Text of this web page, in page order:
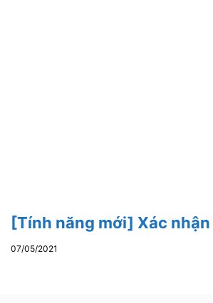
[Tính năng mới] Xác
07/05/2021